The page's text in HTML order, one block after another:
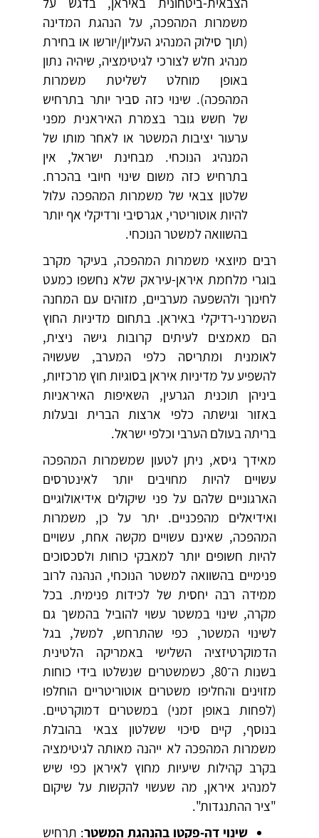
משמרות המהפכה, על הנהגת המדינה
(תוך סילוק המנהיג העליון/יורשו או בחירת
מנהיג חלש לצורכי לגיטימציה, שיהיה נתון
באופן מוחלט לשליטת משמרות
המהפכה). שינוי כזה סביר יותר בתרחיש
של חשש גובר בצמרת האיראנית מפני
ערעור יציבות המשטר או לאחר מותו של
המנהיג הנוכחי. מבחינת ישראל, אין
בתרחיש כזה משום שינוי חיובי בהכרח.
שלטון צבאי של משמרות המהפכה עלול
להיות אוטוריטרי, אגרסיבי ורדיקלי אף יותר
בהשוואה למשטר הנוכחי.
רבים מיוצאי משמרות המהפכה, בעיקר מקרב
בוגרי מלחמת איראן-עיראק שלא נחשפו כמעט
לחינוך ולהשפעה מערביים, מזוהים עם המחנה
השמרני-רדיקלי באיראן. בתחום מדיניות החוץ
הם מאמצים לעיתים קרובות גישה ניצית,
לאומנית ומתריסה כלפי המערב, שעשויה
להשפיע על מדיניות איראן בסוגיות חוץ מרכזיות,
ביניהן תוכנית הגרעין, השאיפות האיראניות
באזור וגישתה כלפי ארצות הברית ובעלות
בריתה בעולם הערבי וכלפי ישראל.
מאידך גיסא, ניתן לטעון שמשמרות המהפכה
עשויים להיות מחויבים יותר לאינטרסים
הארגוניים שלהם על פני שיקולים אידיאולוגיים
ואידיאלים מהפכניים. יתר על כן, משמרות
המהפכה, שאינם עשויים מקשה אחת, עשויים
להיות חשופים יותר למאבקי כוחות ולסכסוכים
פנימיים בהשוואה למשטר הנוכחי, הנהנה לרוב
ממידה רבה יחסית של לכידות פנימית. בכל
מקרה, שינוי במשטר עשוי להוביל בהמשך גם
לשינוי המשטר, כפי שהתרחש, למשל, בגל
הדמוקרטיזציה השלישי באמריקה הלטינית
בשנות ה־80, כשמשטרים שנשלטו בידי כוחות
מזוינים והחליפו משטרים אוטוריטריים הוחלפו
(לפחות באופן זמני) במשטרים דמוקרטיים.
בנוסף, קיים סיכוי ששלטון צבאי בהובלת
משמרות המהפכה לא ייהנה מאותה לגיטימציה
בקרב קהילות שיעיות מחוץ לאיראן כפי שיש
למנהיג איראן, מה שעשוי להקשות על שיקום
"ציר ההתנגדות".
שינוי דה-פקטו בהנהגת המשטר: תרחיש